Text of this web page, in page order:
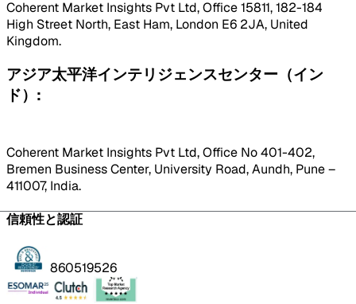
Coherent Market Insights Pvt Ltd, Office 15811, 182-184
High Street North, East Ham, London E6 2JA, United
Kingdom.
アジア太平洋インテリジェンスセンター（イン
ド）:
Coherent Market Insights Pvt Ltd, Office No 401-402,
Bremen Business Center, University Road, Aundh, Pune –
411007, India.
信頼性と認証
860519526